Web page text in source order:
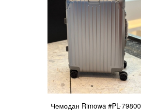
Чемодан Rimowa #PL-79800